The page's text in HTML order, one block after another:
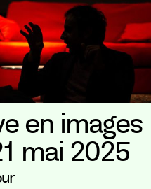
en images
mai 2025